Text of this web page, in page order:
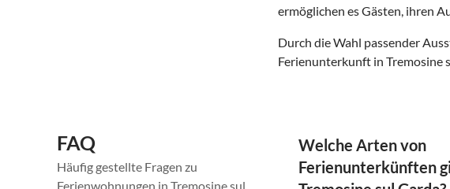
ermöglichen es Gästen, ihren
Durch die Wahl passender
Ferienunterkunft in Tremosine
FAQ
Häufig gestellte Fragen zu
Ferienwohnungen in Tremosine sul
Welche Arten von
Ferienunterkünften